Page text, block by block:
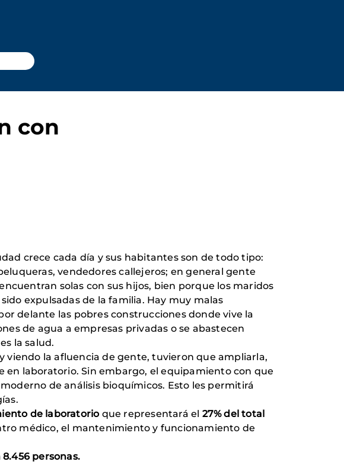
con
crece cada día y sus habitantes son de todo tipo:
vendedores callejeros; en general gente
solas con sus hijos, bien porque los maridos
expulsadas de la familia. Hay muy malas
delante las pobres construcciones donde vive la
de agua a empresas privadas o se abastecen
la salud.
viendo la afluencia de gente, tuvieron que ampliarla,
en laboratorio. Sin embargo, el equipamiento con que
de análisis bioquímicos. Esto les permitirá
de laboratorio que representará el 27% del total
médico, el mantenimiento y funcionamiento de
personas.